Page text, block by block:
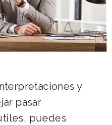
y
pasar
puedes